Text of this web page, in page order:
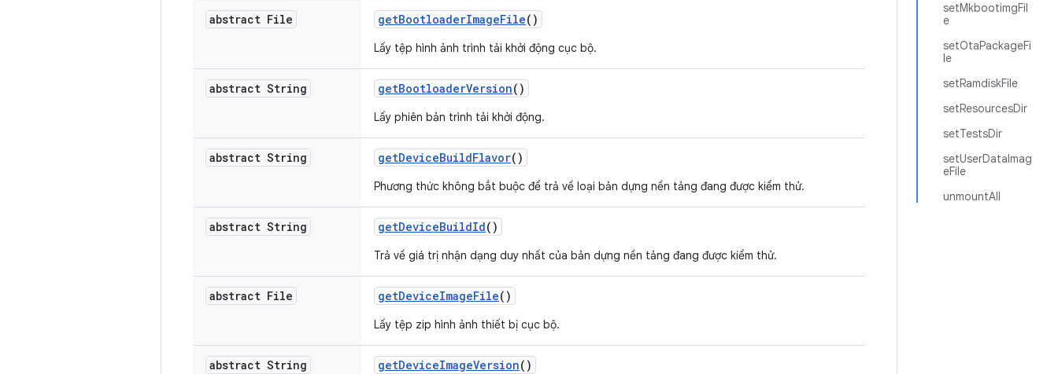
setMkbootimgFil
e
setOtaPackageFi
le
setRamdiskFile
setResourcesDir
setTestsDir
setUserDataImag
eFile
unmountAll
abstract File getBootloaderImageFile()
Lấy tệp hình ảnh trình tải khởi động cục bộ.
abstract String getBootloaderVersion()
Lấy phiên bản trình tải khởi động.
abstract String getDeviceBuildFlavor()
Phương thức không bắt buộc để trả về loại bản dựng nền tảng đang được kiểm thử.
abstract String getDeviceBuildId()
Trả về giá trị nhận dạng duy nhất của bản dựng nền tảng đang được kiểm thử.
abstract File getDeviceImageFile()
Lấy tệp zip hình ảnh thiết bị cục bộ.
abstract String getDeviceImageVersion()